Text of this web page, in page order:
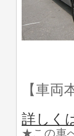
【車両
詳しく
★この車